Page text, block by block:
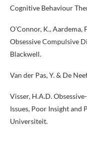
Cognitive Behaviour
O’Connor, K., Aardema,
Obsessive Compulsive
Blackwell.
Van der Pas, Y. & De
Visser, H.A.D.
Issues, Poor Insight and
Universiteit.